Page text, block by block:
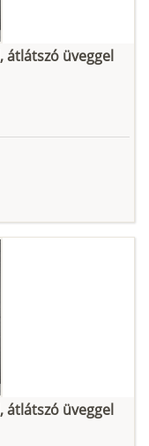
átlátszó üveggel
átlátszó üveggel